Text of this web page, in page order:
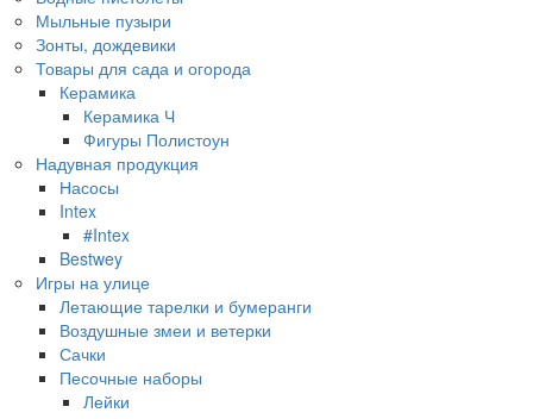
Мыльные пузыри
Зонты, дождевики
Товары для сада и огорода
Керамика
Керамика Ч
Фигуры Полистоун
Надувная продукция
Насосы
Intex
#Intex
Bestwey
Игры на улице
Летающие тарелки и бумеранги
Воздушные змеи и ветерки
Сачки
Песочные наборы
Лейки